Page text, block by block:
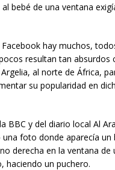
bebé de una ventana
hay muchos,
resultan tan absurdos
al norte de África,
su popularidad en
BBC y del diario local Al
foto donde aparecía un
derecha en la ventana de
haciendo un puchero.